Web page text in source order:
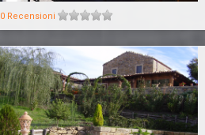
0 Recensioni